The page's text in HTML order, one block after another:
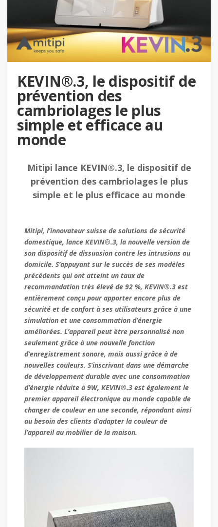
KEVIN®.3, le dispositif de
prévention des
cambriolages le plus
simple et efficace au
monde
Mitipi lance KEVIN®.3, le dispositif de
prévention des cambriolages le plus
simple et le plus efficace au monde
Mitipi, l’innovateur suisse de solutions de sécurité
domestique, lance KEVIN®.3, la nouvelle version de
son dispositif de dissuasion contre les intrusions au
domicile. S’appuyant sur le succès de ses modèles
précédents qui ont atteint un taux de
recommandation très élevé de 92 %, KEVIN®.3 est
entièrement conçu pour apporter encore plus de
sécurité et de confort à ses utilisateurs grâce à une
simulation et une consommation d’énergie
améliorées. L’appareil peut être personnalisé non
seulement grâce à une nouvelle fonction
d’enregistrement sonore, mais aussi grâce à de
nouvelles couleurs. S’inscrivant dans une démarche
de développement durable avec une consommation
d’énergie réduite à 9W, KEVIN®.3 est également le
premier appareil électronique au monde capable de
changer de couleur en une seconde, répondant ainsi
au besoin des clients d’adapter la couleur de
l’appareil au mobilier de la maison.